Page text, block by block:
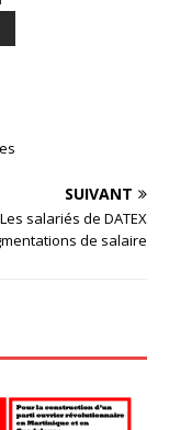
SUIVANT
salariés de DATEX
de salaire